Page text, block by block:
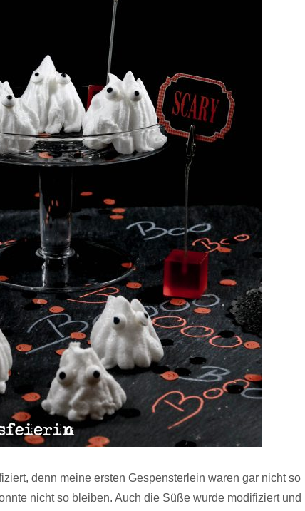
denn meine ersten Gespensterlein waren gar nicht so
nicht so bleiben. Auch die Süße wurde modifiziert und